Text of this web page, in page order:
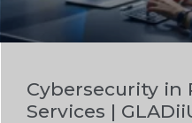
Cybersecurity in
Services |